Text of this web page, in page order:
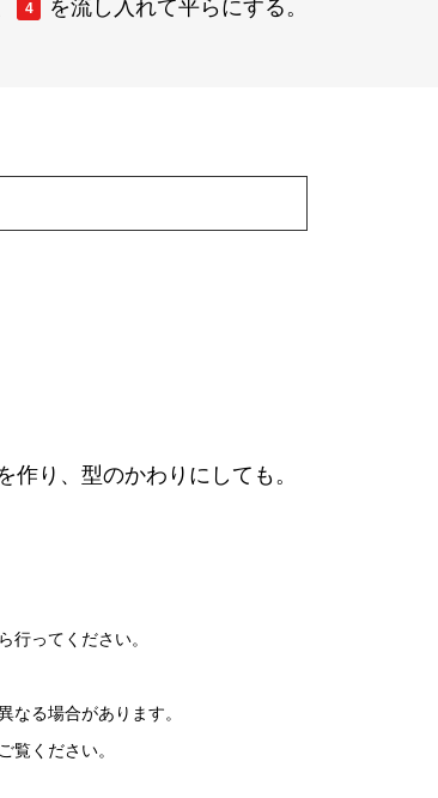
4 を流し入れて平らにする。
り、型のかわりにしても。
行ってください。
なる場合があります。
覧ください。